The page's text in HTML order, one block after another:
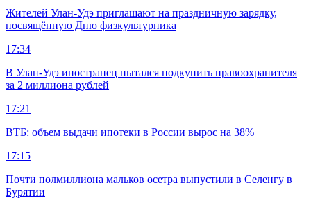
Жителей Улан-Удэ приглашают на праздничную зарядку,
посвящённую Дню физкультурника
17:34
В Улан-Удэ иностранец пытался подкупить правоохранителя
за 2 миллиона рублей
17:21
ВТБ: объем выдачи ипотеки в России вырос на 38%
17:15
Почти полмиллиона мальков осетра выпустили в Селенгу в
Бурятии